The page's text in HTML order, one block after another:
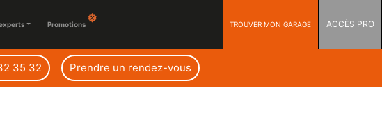
Promotions TROUVER MON GARAGE ACCÈS PRO
35 32 Prendre un rendez-vous